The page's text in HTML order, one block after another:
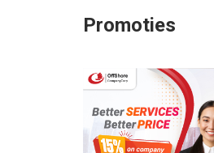
Promoties